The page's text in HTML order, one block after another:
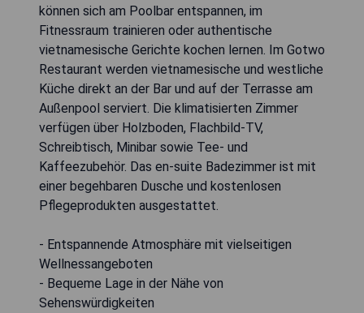
können sich am Poolbar entspannen, im
Fitnessraum trainieren oder authentische
vietnamesische Gerichte kochen lernen. Im Gotwo
Restaurant werden vietnamesische und westliche
Küche direkt an der Bar und auf der Terrasse am
Außenpool serviert. Die klimatisierten Zimmer
verfügen über Holzboden, Flachbild-TV,
Schreibtisch, Minibar sowie Tee- und
Kaffeezubehör. Das en-suite Badezimmer ist mit
einer begehbaren Dusche und kostenlosen
Pflegeprodukten ausgestattet.
- Entspannende Atmosphäre mit vielseitigen
Wellnessangeboten
- Bequeme Lage in der Nähe von
Sehenswürdigkeiten